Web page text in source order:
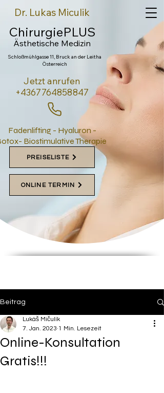
Dr. Lukas Miculik
ChirurgiePLUS
Ästhetische Medizin
Schloßmühlgasse 11, Bruck an der Leitha
Österreich
Jetzt anrufen
+4367764858847
Fadenlifting - Hyaluron -
Biostimulative Therapie
PREISELISTE
ONLINE TERMIN
Beitrag
Online-Konsultation
Gratis!!!
Lukáš Mičulík
7. Jan. 2023 1 Min. Lesezeit